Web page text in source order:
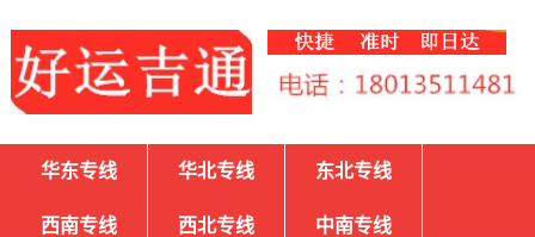
华东专线 华北专线 东北专线
西南专线 西北专线 中南专线